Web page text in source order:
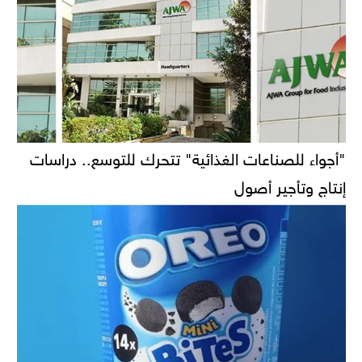
"أجواء للصناعات الغذائية" تتحرك للتوسع.. دراسات
إنتاج وتأجير أصول